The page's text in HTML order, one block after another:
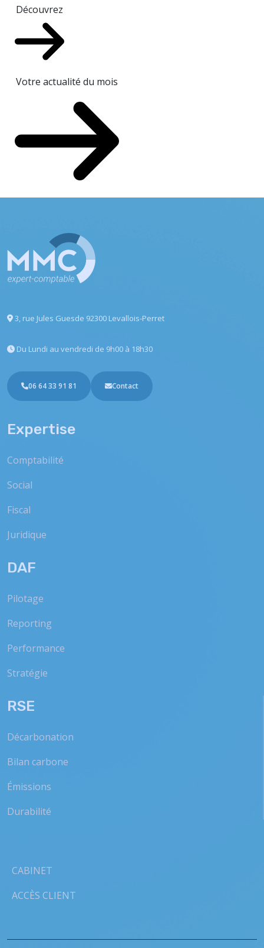
Découvrez
Votre actualité du mois
3, rue Jules Guesde 92300 Levallois-Perret
Du Lundi au vendredi de 9h00 à 18h30
06 64 33 91 81 Contact
Expertise
Comptabilité
Social
Fiscal
Juridique
DAF
Pilotage
Reporting
Performance
Stratégie
RSE
Décarbonation
Bilan carbone
Émissions
Durabilité
CABINET
ACCÈS CLIENT